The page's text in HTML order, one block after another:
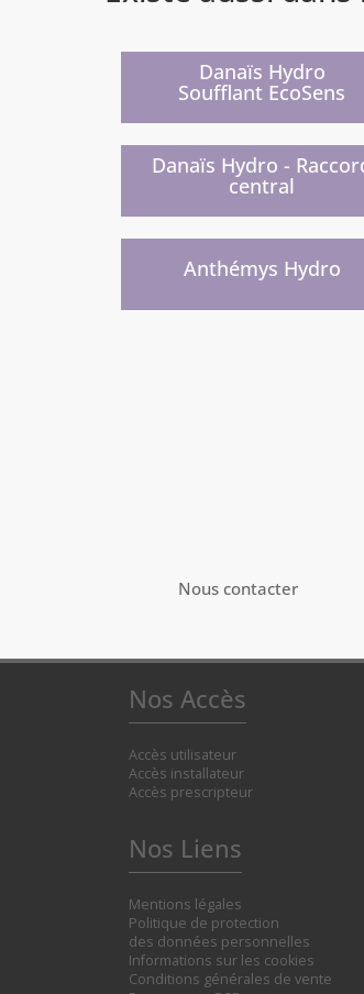
Danaïs Hydro
Soufflant EcoSens
Danaïs Hydro -
central
Anthémys Hydro
Nous contacter
Nos Accès
Accès utilisateur
Accès installateur
Accès prescripteur
Nos Liens
Mentions légales
Politique de protection
des données personnelles
Informations sur les cookies
Conditions générales de vente